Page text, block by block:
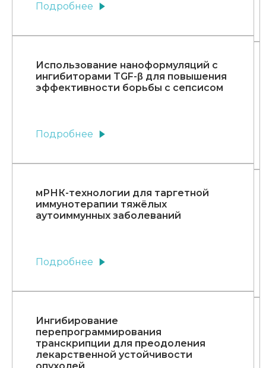
Подробнее
Использование наноформуляций с
ингибиторами TGF-β для повышения
эффективности борьбы с сепсисом
Подробнее
мРНК-технологии для таргетной
иммунотерапии тяжёлых
аутоиммунных заболеваний
Подробнее
Ингибирование
перепрограммирования
транскрипции для преодоления
лекарственной устойчивости